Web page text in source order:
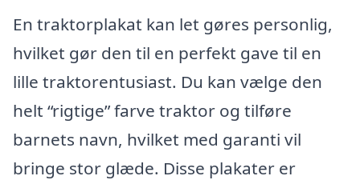
En traktorplakat kan let gøres personlig,
hvilket gør den til en perfekt gave til en
lille traktorentusiast. Du kan vælge den
helt “rigtige” farve traktor og tilføre
barnets navn, hvilket med garanti vil
bringe stor glæde. Disse plakater er